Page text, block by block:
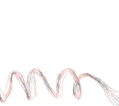
Hiusharjat ja muotoilutuotteet
Hiuspinnit ja lenkit
Hiusvärit
Hiusten ja parranleikkuukoneet